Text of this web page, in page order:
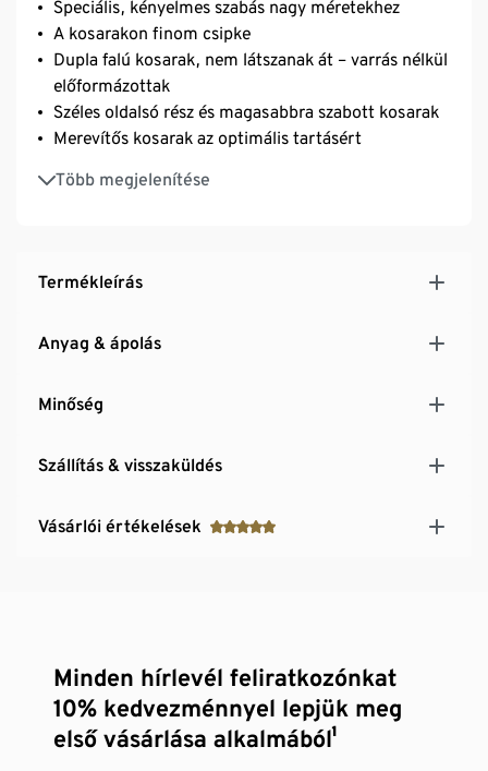
Speciális, kényelmes szabás nagy méretekhez
A kosarakon finom csipke
Dupla falú kosarak, nem látszanak át – varrás nélkül
előformázottak
Széles oldalsó rész és magasabbra szabott kosarak
Merevítős kosarak az optimális tartásért
Több megjelenítése
Különösen széles, puhán párnázott és állítható
hosszúságú pántok
Tartós és rendkívül mosásálló, kiváló minőségű
Termékleírás
Anyag & ápolás
Minőség
Szállítás & visszaküldés
Vásárlói értékelések
Minden hírlevél feliratkozónkat
10% kedvezménnyel lepjük meg
első vásárlása alkalmából¹